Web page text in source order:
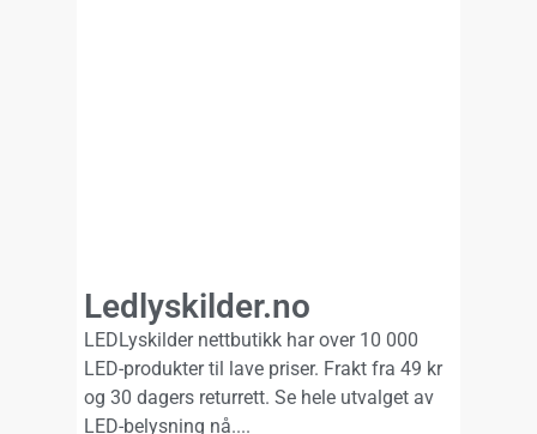
Ledlyskilder.no
LEDLyskilder nettbutikk har over 10 000
LED-produkter til lave priser. Frakt fra 49 kr
og 30 dagers returrett. Se hele utvalget av
LED-belysning nå.